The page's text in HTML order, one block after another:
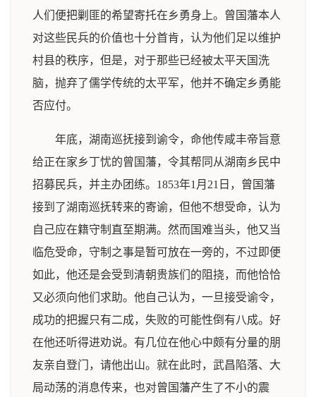
人们便把剿匪的希望寄托在乡勇身上。曾国藩本人
对这些民兵的价值也十分首肯，认为他们足以维护
村县的秩序，但是，对于那些已经被太平天国洗
脑，抛弃了儒学传统的太平军，他并不确定乡勇能
否应付。
年底，湖南巡抚接到谕令，命他传咸丰帝旨意
给正在家乡丁忧的曾国藩，令其帮同从湖南乡民中
招募民兵，并主办团练。1853年1月21日，曾国藩
接到了湖南巡抚转来的寄谕，但他不想受命，认为
自己应在籍守制直至期满。然而国难当头，他又当
临危受命，守制之事是暂可放在一旁的，不过即便
如此，他还是会受到清朝贵族们的阻挠，而他恰恰
又必须向他们求助。他自己认为，一旦接受谕令，
成功的把握只有二成，失败的可能性倒有八成。好
在他还听得进劝说。有几位在他心中颇有分量的朋
友亲自登门，请他出山。就在此时，武昌陷落、大
局动荡的消息传来，也对曾国藩产生了不小的震